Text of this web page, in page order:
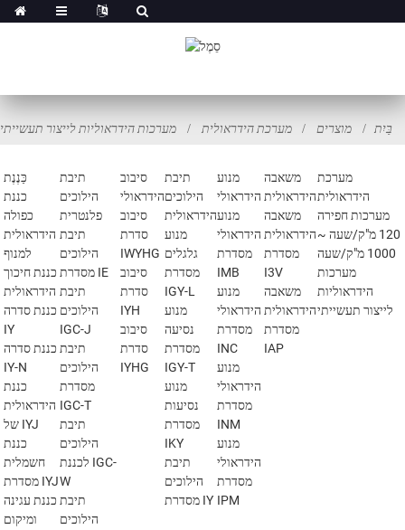
בַּיִת מוצרים מערכת הידראולית מערכות הידראוליות לייצור תעשייתי
כַּנֶנֶת
כננת
כפולה
הידראולית
למנוף
כננת חיכוך
הידראולית
כננת סדרה
IY
כננת סדרה
IY-N
כננת
הידראולית
של IYJ
כננת
חשמלית
מסדרת IYJ
כננת עגינה
ומיקום
תיבת
הילוכים
פלנטרית
תיבת
הילוכים
מסדרת IE
תיבת
הילוכים
IGC-J
תיבת
הילוכים
מסדרת
IGC-T
תיבת
הילוכים
לכננת IGC-
W
תיבת
הילוכים
סיבוב
הידראולי
סיבוב
סדרת
IWYHG
סיבוב
סדרת
IYH
סיבוב
סדרת
IYHG
תיבת
הילוכים
הידראולית
מנוע
גלגלים
מסדרת
IGY-L
מנוע
נסיעה
מסדרת
IGY-T
מנוע
נסיעות
מסדרת
IKY
תיבת
הילוכים
מסדרת IY
מנוע
הידראולי
מנוע
הידראולי
מסדרת
IMB
מנוע
הידראולי
מסדרת
INC
מנוע
הידראולי
מסדרת
INM
מנוע
הידראולי
מסדרת
IPM
משאבה
הידראולית
משאבה
הידראולית
מסדרת
I3V
משאבה
הידראולית
מסדרת
IAP
מערכת
הידראולית
מערכות חפירה
120 מ"ק/שעה ~
1000 מ"ק/שעה
מערכות
הידראוליות
לייצור תעשייתי